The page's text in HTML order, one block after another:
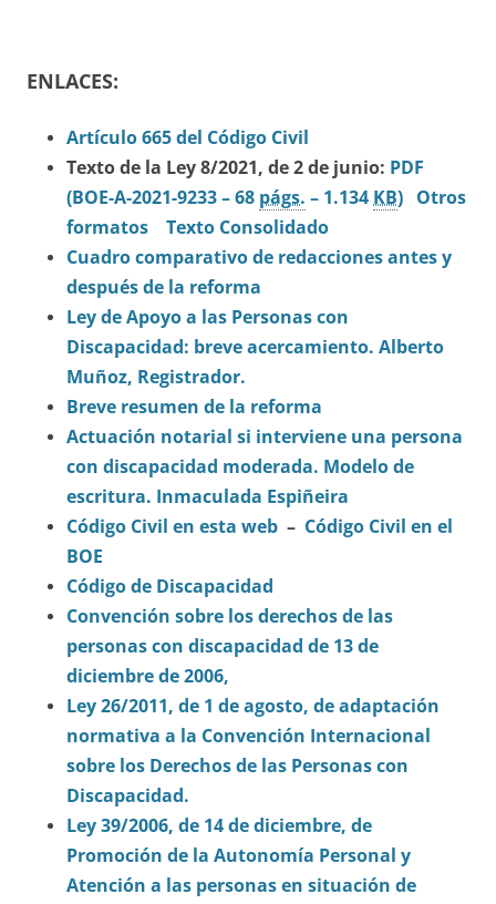
ENLACES:
Artículo 665 del Código Civil
Texto de la Ley 8/2021, de 2 de junio: PDF
(BOE-A-2021-9233 – 68 págs. – 1.134KB) Otros
formatos
Texto Consolidado
Cuadro comparativo de redacciones antes y
después de la reforma
Ley de Apoyo a las Personas con
Discapacidad: breve acercamiento. Alberto
Muñoz, Registrador.
Breve resumen de la reforma
Actuación notarial si interviene una persona
con discapacidad moderada. Modelo de
escritura. Inmaculada Espiñeira
Código Civil en esta web – Código Civil en el
BOE
Código de Discapacidad
Convención sobre los derechos de las
personas con discapacidad de 13 de
diciembre de 2006,
Ley 26/2011, de 1 de agosto, de adaptación
normativa a la Convención Internacional
sobre los Derechos de las Personas con
Discapacidad.
Ley 39/2006, de 14 de diciembre, de
Promoción de la Autonomía Personal y
Atención a las personas en situación de